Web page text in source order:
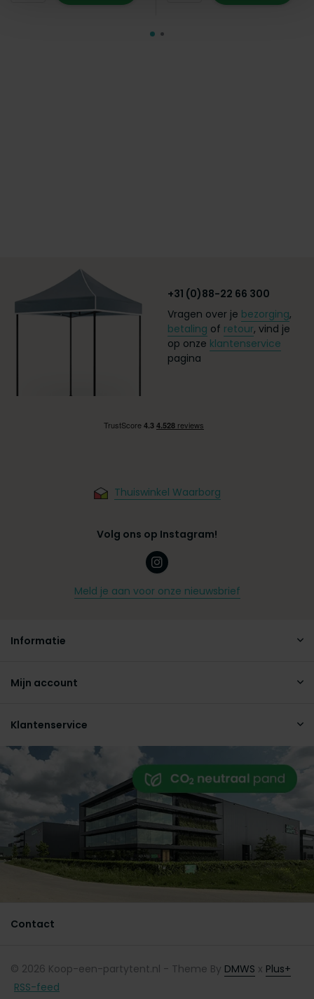
+31 (0)88-22 66 300
Vragen over je bezorging,
betaling of retour, vind je
op onze klantenservice
pagina
Thuiswinkel Waarborg
Volg ons op Instagram!
Meld je aan voor onze nieuwsbrief
Informatie
Mijn account
Klantenservice
Contact
© 2026 Koop-een-partytent.nl - Theme By DMWS x Plus+
RSS-feed